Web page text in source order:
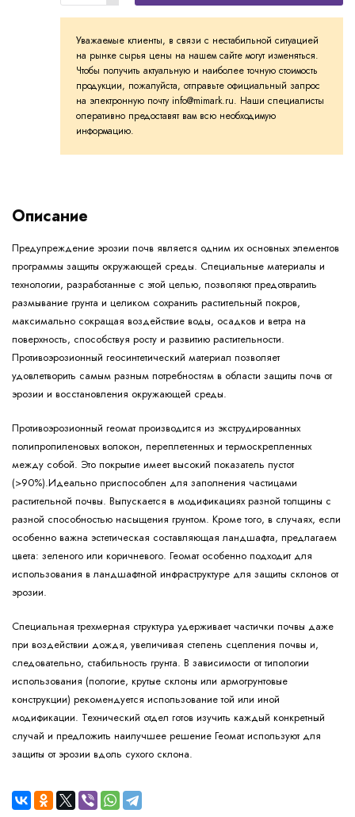
Уважаемые клиенты, в связи с нестабильной ситуацией
на рынке сырья цены на нашем сайте могут изменяться.
Чтобы получить актуальную и наиболее точную стоимость
продукции, пожалуйста, отправьте официальный запрос
на электронную почту info@mimark.ru. Наши специалисты
оперативно предоставят вам всю необходимую
информацию.
Описание
Предупреждение эрозии почв является одним их основных элементов
программы защиты окружающей среды. Специальные материалы и
технологии, разработанные с этой целью, позволяют предотвратить
размывание грунта и целиком сохранить растительный покров,
максимально сокращая воздействие воды, осадков и ветра на
поверхность, способствуя росту и развитию растительности.
Противоэрозионный геосинтетический материал позволяет
удовлетворить самым разным потребностям в области защиты почв от
эрозии и восстановления окружающей среды.
Противоэрозионный геомат производится из экструдированных
полипропиленовых волокон, переплетенных и термоскрепленных
между собой. Это покрытие имеет высокий показатель пустот
(>90%).Идеально приспособлен для заполнения частицами
растительной почвы. Выпускается в модификациях разной толщины с
разной способностью насыщения грунтом. Кроме того, в случаях, если
особенно важна эстетическая составляющая ландшафта, предлагаем
цвета: зеленого или коричневого. Геомат особенно подходит для
использования в ландшафтной инфраструктуре для защиты склонов от
эрозии.
Специальная трехмерная структура удерживает частички почвы даже
при воздействии дождя, увеличивая степень сцепления почвы и,
следовательно, стабильность грунта. В зависимости от типологии
использования (пологие, крутые склоны или армогрунтовые
конструкции) рекомендуется использование той или иной
модификации. Технический отдел готов изучить каждый конкретный
случай и предложить наилучшее решение Геомат используют для
защиты от эрозии вдоль сухого склона.